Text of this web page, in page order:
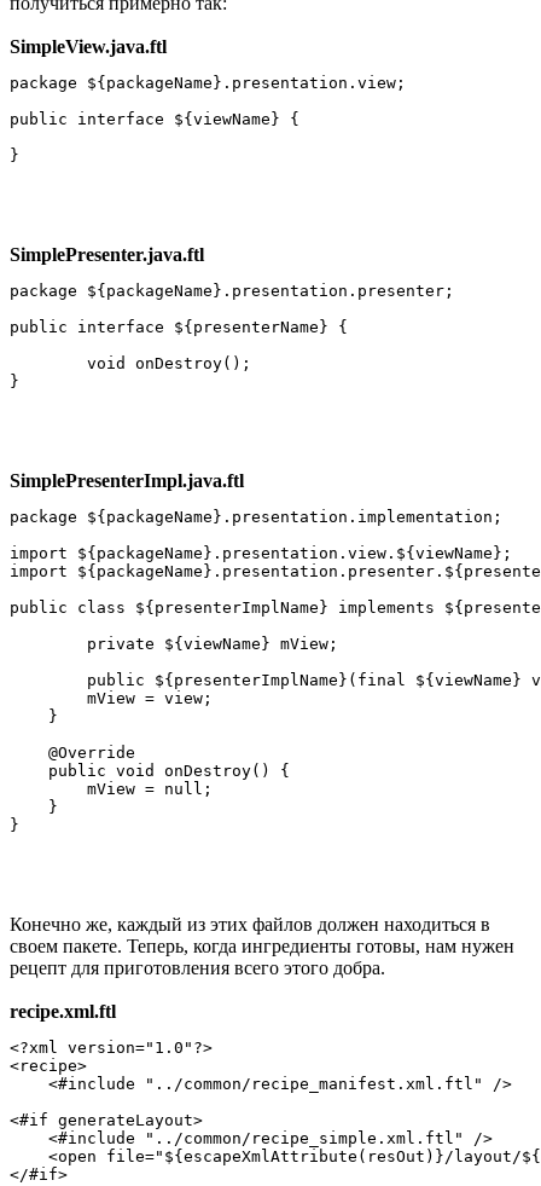
SimpleView.java.ftl
package ${packageName}.presentation.view;
public interface ${viewName} {
SimplePresenter.java.ftl
package ${packageName}.presentation.presenter;
public interface ${presenterName} {
SimplePresenterImpl.java.ftl
package ${packageName}.presentation.implementation;
import ${packageName}.presentation.view.${viewName};
import
public class ${presenterImplName} implements
        mView = view;
    }
    @Override
    public void onDestroy() {
        mView = null;
    }
Конечно же, каждый из этих файлов должен находиться в
своем пакете. Теперь, когда ингредиенты готовы, нам нужен
рецепт для приготовления всего этого добра.
recipe.xml.ftl
<?xml version="1.0"?>
<recipe>
    <#include "../common/recipe_manifest.xml.ftl" />
<#if generateLayout>
    <#include "../common/recipe_simple.xml.ftl" />
<open file="${escapeXmlAttribute(resOut)}/layout/
</#if>